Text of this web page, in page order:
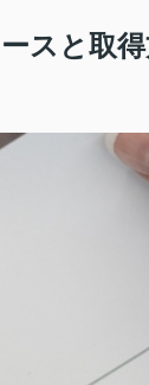
スと取